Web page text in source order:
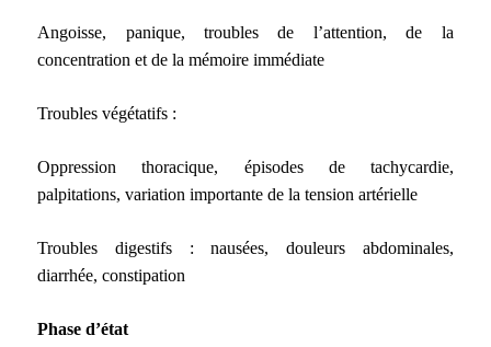
Angoisse, panique, troubles de l’attention, de la
concentration et de la mémoire immédiate
Troubles végétatifs :
Oppression thoracique, épisodes de tachycardie,
palpitations, variation importante de la tension artérielle
Troubles digestifs : nausées, douleurs abdominales,
diarrhée, constipation
Phase d’état